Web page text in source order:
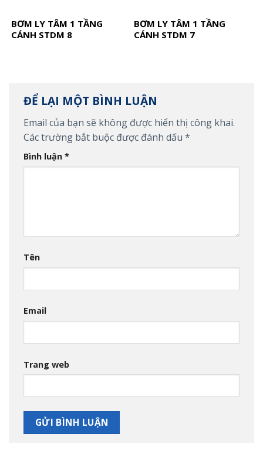
BƠM LY TÂM 1 TẦNG
CÁNH STDM 8
BƠM LY TÂM 1 TẦNG
CÁNH STDM 7
ĐỂ LẠI MỘT BÌNH LUẬN
Email của bạn sẽ không được hiển thị công khai.
Các trường bắt buộc được đánh dấu *
Bình luận *
Tên
Email
Trang web